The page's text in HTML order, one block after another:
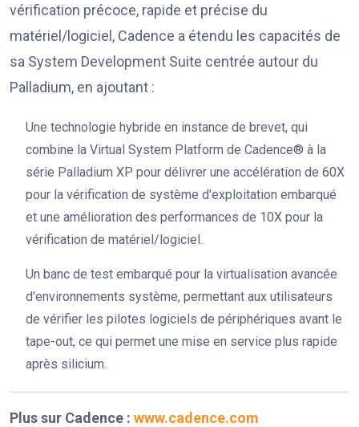
vérification précoce, rapide et précise du
matériel/logiciel, Cadence a étendu les capacités de
sa System Development Suite centrée autour du
Palladium, en ajoutant :
Une technologie hybride en instance de brevet, qui
combine la Virtual System Platform de Cadence® à la
série Palladium XP pour délivrer une accélération de 60X
pour la vérification de système d'exploitation embarqué
et une amélioration des performances de 10X pour la
vérification de matériel/logiciel.
Un banc de test embarqué pour la virtualisation avancée
d'environnements système, permettant aux utilisateurs
de vérifier les pilotes logiciels de périphériques avant le
tape-out, ce qui permet une mise en service plus rapide
après silicium.
Plus sur Cadence : www.cadence.com